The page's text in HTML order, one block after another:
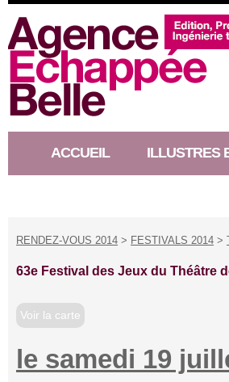
ACCUEIL ILLUSTRES
RENDEZ-VOUS 2014 > FESTIVALS 2014 >
63e Festival des Jeux du Théâtre
Voir la carte
le samedi 19